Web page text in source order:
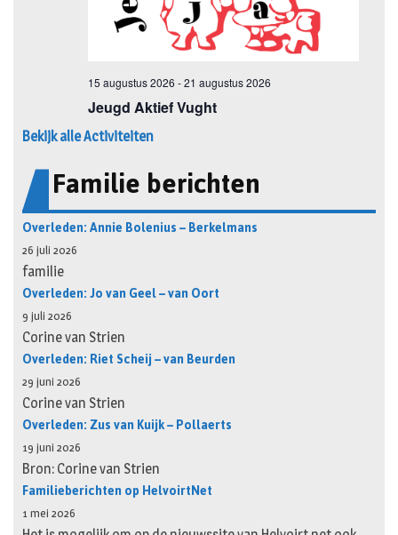
Bekijk alle Activiteiten
Familie berichten
Overleden: Annie Bolenius – Berkelmans
26 juli 2026
familie
Overleden: Jo van Geel – van Oort
9 juli 2026
Corine van Strien
Overleden: Riet Scheij – van Beurden
29 juni 2026
Corine van Strien
Overleden: Zus van Kuijk – Pollaerts
19 juni 2026
Bron: Corine van Strien
Familieberichten op HelvoirtNet
1 mei 2026